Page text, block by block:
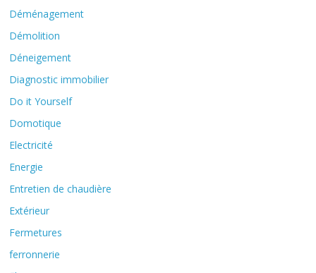
Déménagement
Démolition
Déneigement
Diagnostic immobilier
Do it Yourself
Domotique
Electricité
Energie
Entretien de chaudière
Extérieur
Fermetures
ferronnerie